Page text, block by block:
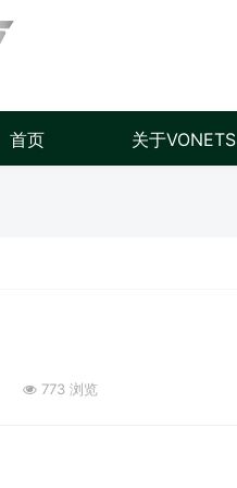
首页 关于VONETS
773 浏览